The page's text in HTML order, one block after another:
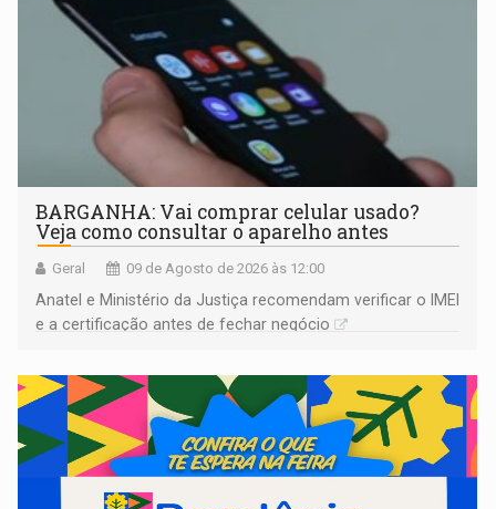
BARGANHA: Vai comprar celular usado?
Veja como consultar o aparelho antes
Geral 09 de Agosto de 2026 às 12:00
Anatel e Ministério da Justiça recomendam verificar o IMEI
e a certificação antes de fechar negócio